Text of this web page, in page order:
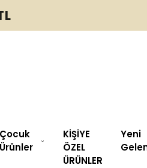
Çocuk
Ürünler
KİŞİYE
ÖZEL
ÜRÜNLER
Yeni